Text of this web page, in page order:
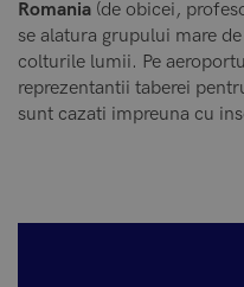
Romania (de obicei,
se alatura grupului mare
colturile lumii. Pe
reprezentantii taberei
sunt cazati impreuna cu